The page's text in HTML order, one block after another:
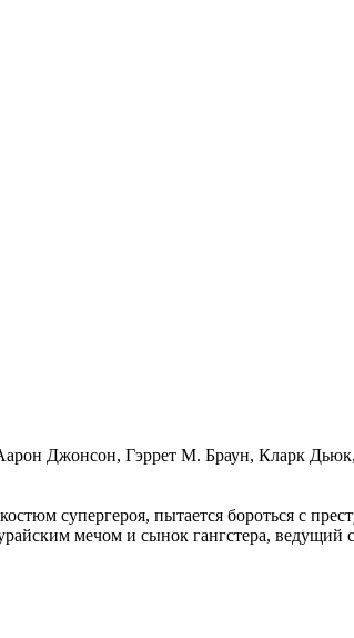
Джонсон, Гэррет М. Браун, Кларк
супергероя, пытается бороться с
мечом и сынок гангстера, ведущий